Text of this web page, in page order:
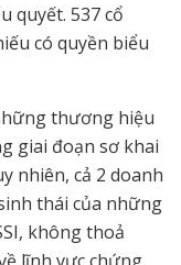
quyết. 537 cổ
có quyền biểu
thương hiệu
giai đoạn sơ khai
nhiên, cả 2 doanh
thái của những
không thoả